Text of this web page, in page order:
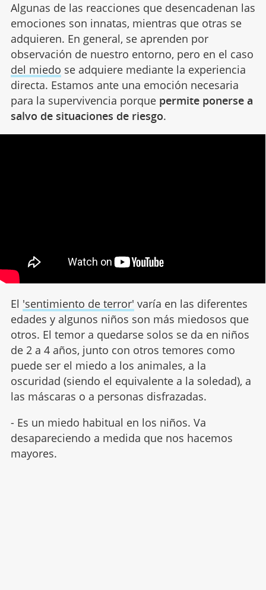
Algunas de las reacciones que desencadenan las
emociones son innatas, mientras que otras se
adquieren. En general, se aprenden por
observación de nuestro entorno, pero en el caso
del miedo se adquiere mediante la experiencia
directa. Estamos ante una emoción necesaria
para la supervivencia porque permite ponerse a
salvo de situaciones de riesgo.
El 'sentimiento de terror' varía en las diferentes
edades y algunos niños son más miedosos que
otros. El temor a quedarse solos se da en niños
de 2 a 4 años, junto con otros temores como
puede ser el miedo a los animales, a la
oscuridad (siendo el equivalente a la soledad), a
las máscaras o a personas disfrazadas.
- Es un miedo habitual en los niños. Va
desapareciendo a medida que nos hacemos
mayores.